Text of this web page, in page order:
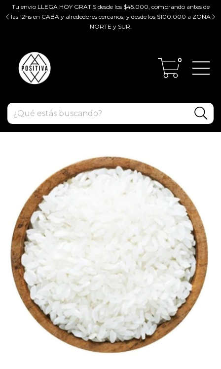
Tu envio LLEGA HOY GRATIS desde los $45.000, comprando antes de
las 12hs en CABA y alrededores cercanos, y desde los $100.000 a ZONA
NORTE y SUR.
0